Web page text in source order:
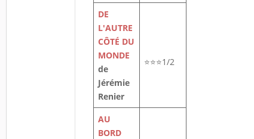
DE
L'AUTRE
CÔTÉ DU
MONDE
de
Jérémie
Renier
⭐⭐⭐1/2
AU
BORD